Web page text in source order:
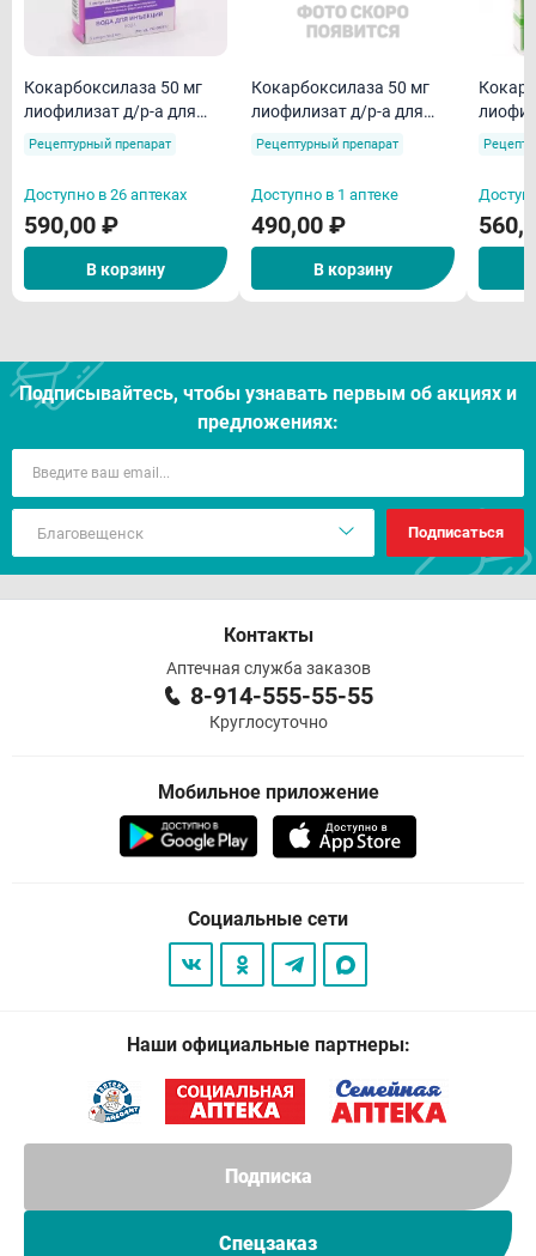
Подписка
Спецзаказ
Кокарбоксилаза 50 мг
лиофилизат д/р-а для
внутримышечного и
Рецептурный препарат
Доступно в 26 аптеках
590,00 ₽
В корзину
Кокарбоксилаза 50 мг
лиофилизат д/р-а для
внутримышечного и
Рецептурный препарат
Доступно в 1 аптеке
490,00 ₽
В корзину
Подписывайтесь, чтобы узнавать первым об акцияx и
предложениях:
Подписаться
Контакты
Аптечная служба заказов
8-914-555-55-55
Круглосуточно
Мобильное приложение
Социальные сети
Наши официальные партнеры: